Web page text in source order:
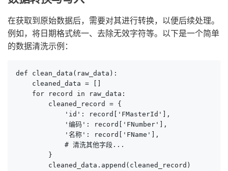
在获取到原始数据后，需要对其进行转换，以便后续处理。
例如，将日期格式统一、去除无效字符等。以下是一个简单
的数据清洗示例：
def clean_data(raw_data):
    cleaned_data = []
    for record in raw_data:
        cleaned_record = {
            'id': record['FMasterId'],
            '编码': record['FNumber'],
            '名称': record['FName'],
            # 清洗其他字段...
        }
        cleaned_data.append(cleaned_record)